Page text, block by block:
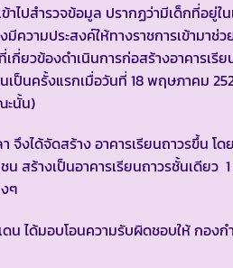
าไปสำรวจข้อมูล ปรากฏว่ามีเด็กที่อ
ามประสงค์ให้ทางราชการเข้ามาช่
ยวข้องดำเนินการก่อสร้างอาคารเรี
เป็นครั้งแรกเมื่อวันที่ 18 พฤษภาคม
ะนั้น)
จึงได้จัดสร้าง อาคารเรียนถาวรขึ้น
สร้างเป็นอาคารเรียนถาวรชั้นเดีย
ๆ
ได้มอบโอนความรับผิดชอบให้ กองก